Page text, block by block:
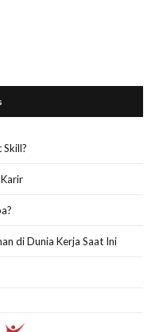
di Dunia Kerja Saat Ini